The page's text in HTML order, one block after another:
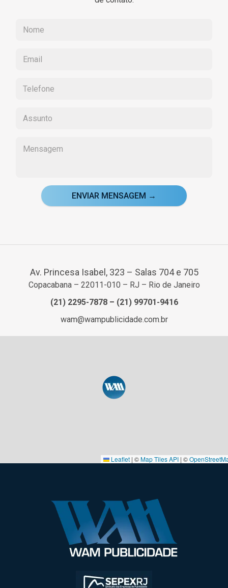
ENVIAR MENSAGEM →
Av. Princesa Isabel, 323 – Salas 704 e 705
Copacabana – 22011-010 – RJ – Rio de Janeiro
(21) 2295-7878– (21) 99701-9416
wam@wampublicidade.com.br
Leaflet | ©Map Tiles API | ©